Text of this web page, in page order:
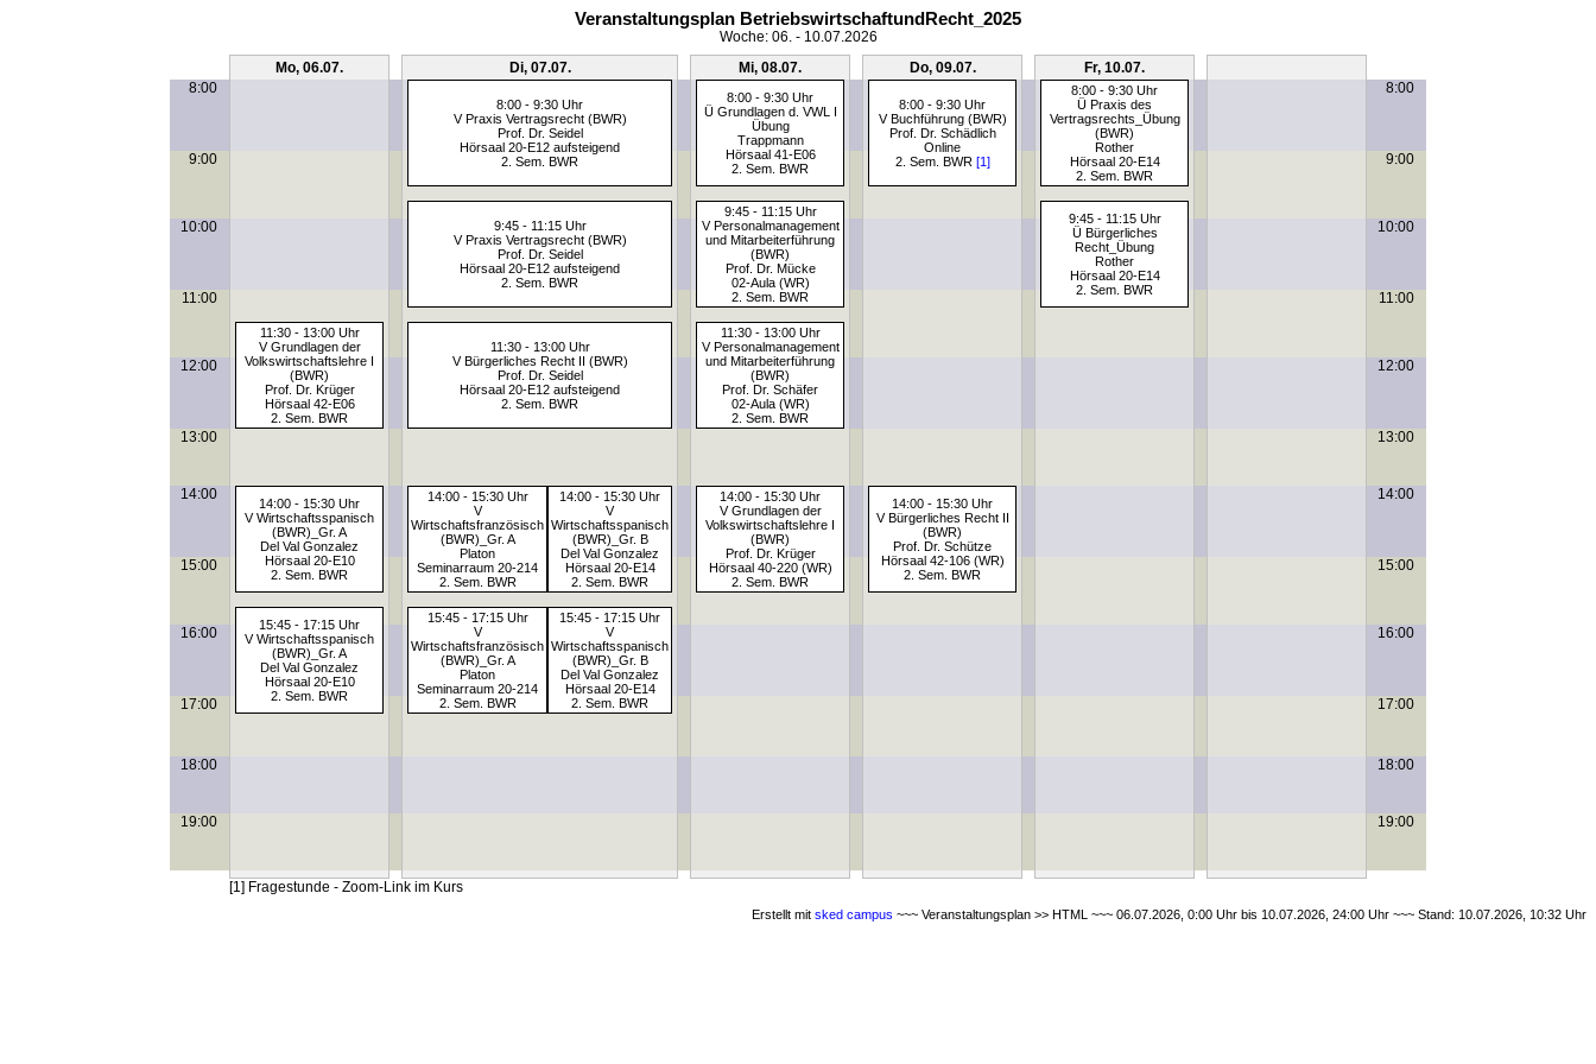
Veranstaltungsplan BetriebswirtschaftundRecht_2025
Woche: 06. - 10.07.2026
Mo, 06.07.
Di, 07.07. Mi, 08.07. Do, 09.07. Fr, 10.07.
8:00
8:00 - 9:30 Uhr
V Praxis Vertragsrecht (BWR)
Prof. Dr. Seidel
Hörsaal 20-E12 aufsteigend
2. Sem. BWR
8:00 - 9:30 Uhr
Ü Grundlagen d. VWL I
Übung
Trappmann
Hörsaal 41-E06
2. Sem. BWR
8:00 - 9:30 Uhr
V Buchführung (BWR)
Prof. Dr. Schädlich
Online
2. Sem. BWR[1]
8:00 - 9:30 Uhr
Ü Praxis des
Vertragsrechts_Übung
(BWR)
Rother
Hörsaal 20-E14
2. Sem. BWR
8:00
9:00 9:00
9:45 - 11:15 Uhr
V Praxis Vertragsrecht (BWR)
Prof. Dr. Seidel
Hörsaal 20-E12 aufsteigend
2. Sem. BWR
9:45 - 11:15 Uhr
V Personalmanagement
und Mitarbeiterführung
(BWR)
Prof. Dr. Mücke
02-Aula (WR)
2. Sem. BWR
9:45 - 11:15 Uhr
Ü Bürgerliches
Recht_Übung
Rother
Hörsaal 20-E14
2. Sem. BWR
10:00 10:00
11:00 11:00
11:30 - 13:00 Uhr
V Grundlagen der
Volkswirtschaftslehre I
(BWR)
Prof. Dr. Krüger
Hörsaal 42-E06
2. Sem. BWR
11:30 - 13:00 Uhr
V Bürgerliches Recht II (BWR)
Prof. Dr. Seidel
Hörsaal 20-E12 aufsteigend
2. Sem. BWR
11:30 - 13:00 Uhr
V Personalmanagement
und Mitarbeiterführung
(BWR)
Prof. Dr. Schäfer
02-Aula (WR)
2. Sem. BWR
12:00 12:00
13:00 13:00
14:00
14:00 - 15:30 Uhr
V Wirtschaftsspanisch
(BWR)_Gr. A
Del Val Gonzalez
Hörsaal 20-E10
2. Sem. BWR
14:00 - 15:30 Uhr
V
Wirtschaftsfranzösisch
(BWR)_Gr. A
Platon
Seminarraum 20-214
2. Sem. BWR
14:00 - 15:30 Uhr
V
Wirtschaftsspanisch
(BWR)_Gr. B
Del Val Gonzalez
Hörsaal 20-E14
2. Sem. BWR
14:00 - 15:30 Uhr
V Grundlagen der
Volkswirtschaftslehre I
(BWR)
Prof. Dr. Krüger
Hörsaal 40-220 (WR)
2. Sem. BWR
14:00 - 15:30 Uhr
V Bürgerliches Recht II
(BWR)
Prof. Dr. Schütze
Hörsaal 42-106 (WR)
2. Sem. BWR
14:00
15:00 15:00
15:45 - 17:15 Uhr
V Wirtschaftsspanisch
(BWR)_Gr. A
Del Val Gonzalez
Hörsaal 20-E10
2. Sem. BWR
15:45 - 17:15 Uhr
V
Wirtschaftsfranzösisch
(BWR)_Gr. A
Platon
Seminarraum 20-214
2. Sem. BWR
15:45 - 17:15 Uhr
V
Wirtschaftsspanisch
(BWR)_Gr. B
Del Val Gonzalez
Hörsaal 20-E14
2. Sem. BWR
16:00 16:00
17:00 17:00
18:00 18:00
19:00 19:00
[1] Fragestunde - Zoom-Link im Kurs
Erstellt mit sked campus ~~~ Veranstaltungsplan >> HTML ~~~ 06.07.2026, 0:00 Uhr bis 10.07.2026, 24:00 Uhr ~~~ Stand: 10.07.2026, 10:32 Uhr